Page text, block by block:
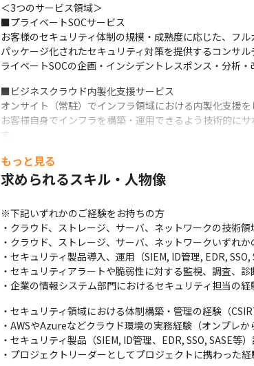
＜3つのサービス領域＞
■プライベートSOCサービス
お客様のセキュリティ体制の規模・成熟度に応じた、フ
パッケージ化されたセキュリティ対策を提供するコンサ
ライベートSOCの企画・インシデントレスポンス・分析・
■ビジネスクラウド内製化支援サービス
オンサイト（常駐）でインフラ領域における内製化支援を
お客様自身でインフラを構築・運用できるよう技術的に
す。
■セキュリティインテグレーション
セキュリティ製品導入のコンサル、設計、構築ならびに
メーカや国内一次代理店と技術提携しており、最先端の
※①当社のプロジェクトの中には、上記主要3サービス以
※②セキュリティ本部全体での採用募集となります。これ
担当職種の変更の範囲：会社の定める職種（出向を命じ
もっと見る
求められるスキル・人物像
※下記いずれかのご経験をお持ちの方
・クラウド、ストレージ、サーバ、ネットワークの技術
・クラウド、ストレージ、サーバ、ネットワークいずれ
・セキュリティ製品導入、運用（SIEM, ID管理, EDR,
・セキュリティアラートや脆弱性に対する監視、調査、
・企業の情報システム部門におけるセキュリティ担当の経
・セキュリティ領域における体制構築・管理の経験（
・AWSやAzureなどクラウド環境の実務経験（オンプレか
・セキュリティ製品（SIEM, ID管理、EDR, SSO, SASE等
・プロジェクトリーダーとしてプロジェクトに携わった経